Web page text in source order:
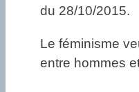
du 28/10/2015.
Le féminisme
entre hommes